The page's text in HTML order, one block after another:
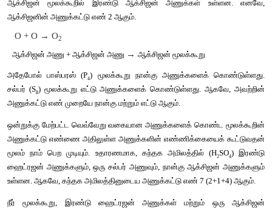
தனிமத்தினுடைய அணுக்கட்டு எண்ணை எவ்வாறு
காண்போம். உதாரணமாக, ஆக்சிஜன் ஒரு ஈரணு மூலக்கூறாகும்.
ஆக்சிஜன் மூலக்கூறில் இரண்டு ஆக்சிஜன் அணுக்கள்
O + O →O2
ஆக்சிஜன் அணு + ஆக்சிஜன் அணு ஆக்சிஜன் மூலக்கூறு
அதேபோல் பாஸ்பரஸ் (P ) மூலக்கூறு நான்கு அணுக்களைக்
சல்பர் (S ) மூலக்கூறு எட்டு அணுக்களைக் கொண்டுள்ளது.